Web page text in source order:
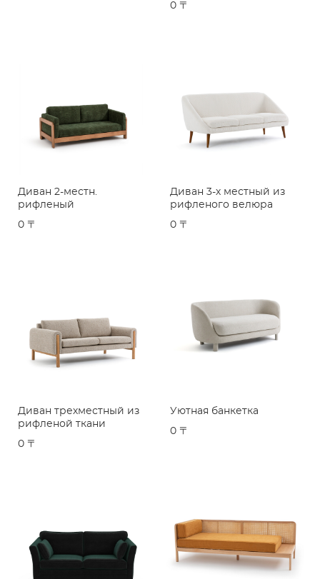
0 〒
Диван 2-местн.
рифленый
0 〒
Диван 3-х местный из
рифленого велюра
0 〒
Диван трехместный из
рифленой ткани
0 〒
Уютная банкетка
0 〒